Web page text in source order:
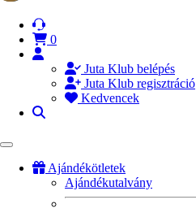
0
Juta Klub belépés
Juta Klub regisztráció
Kedvencek
Ajándékötletek
Ajándékutalvány